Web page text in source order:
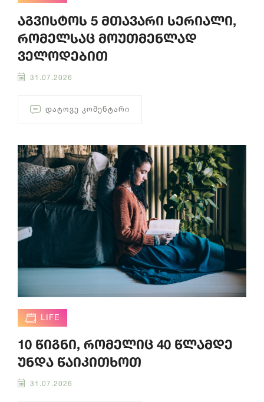
აგვისტოს 5 მთავარი სერიალი,
რომელსაც მოუთმენლად
ველოდებით
31.07.2026
ᲓᲐᲢᲝᲕᲔ ᲙᲝᲛᲔᲜᲢᲐᲠᲘ
LIFE
10 წიგნი, რომელიც 40 წლამდე
უნდა წაიკითხოთ
31.07.2026